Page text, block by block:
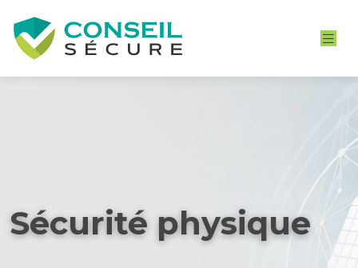
Sécurité physique